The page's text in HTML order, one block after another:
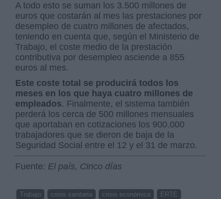
A todo esto se suman los 3.500 millones de
euros que costarán al mes las prestaciones por
desempleo de cuatro millones de afectados,
teniendo en cuenta que, según el Ministerio de
Trabajo, el coste medio de la prestación
contributiva por desempleo asciende a 855
euros al mes.
Este coste total se producirá todos los
meses en los que haya cuatro millones de
empleados. Finalmente, el sistema también
perderá los cerca de 500 millones mensuales
que aportaban en cotizaciones los 900.000
trabajadores que se dieron de baja de la
Seguridad Social entre el 12 y el 31 de marzo.
Fuente: El país, Cinco días
Trabajo crisis sanitaria crisis económica
ERTE